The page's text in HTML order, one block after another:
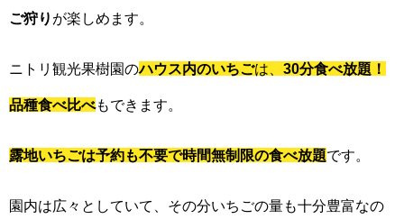
ご狩り が楽しめます。
ニトリ観光果樹園のハウス内のいちごは、 30分食べ放題！
品種食べ比べもできます。
露地いちごは予約も不要で時間無制限の食べ放題です。
園内は広々としていて、その分いちごの量も十分豊富なの